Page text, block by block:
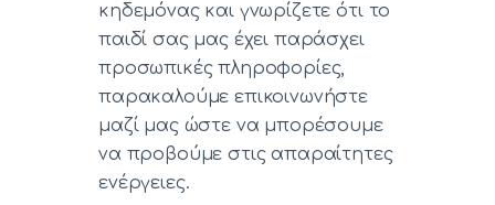
κηδεμόνας και γνωρίζετε ότι το
παιδί σας μας έχει παράσχει
προσωπικές πληροφορίες,
παρακαλούμε επικοινωνήστε
μαζί μας ώστε να μπορέσουμε
να προβούμε στις απαραίτητες
ενέργειες.